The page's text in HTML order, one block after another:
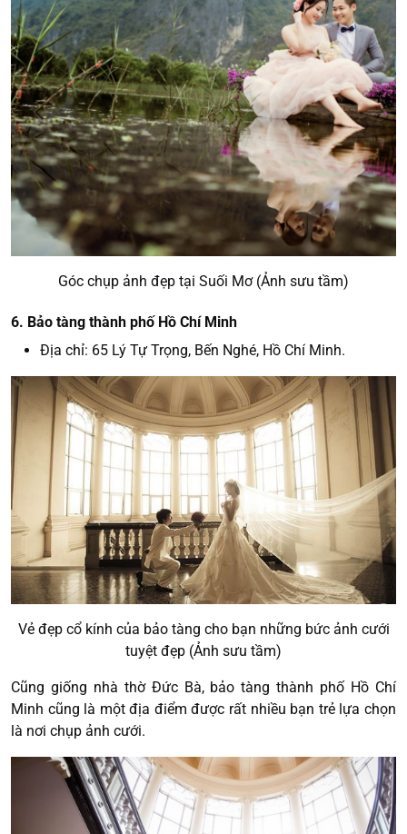
Góc chụp ảnh đẹp tại Suối Mơ (Ảnh sưu tầm)
6. Bảo tàng thành phố Hồ Chí Minh
Địa chỉ: 65 Lý Tự Trọng, Bến Nghé, Hồ Chí Minh.
Vẻ đẹp cổ kính của bảo tàng cho bạn những bức ảnh cưới
tuyệt đẹp (Ảnh sưu tầm)
Cũng giống nhà thờ Đức Bà, bảo tàng thành phố Hồ Chí
Minh cũng là một địa điểm được rất nhiều bạn trẻ lựa chọn
là nơi chụp ảnh cưới.